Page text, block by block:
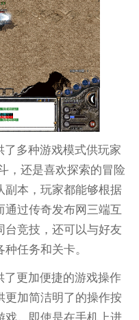
多种游戏模式供玩家
，还是喜欢探索的冒险
副本，玩家都能够根据
通过传奇发布网三端互
台竞技，还可以与好友
任务和关卡。
了更加便捷的游戏操作
更加简洁明了的操作按